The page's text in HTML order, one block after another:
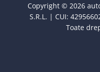
Copyright © 2026
S.R.L. | CUI:
Toate